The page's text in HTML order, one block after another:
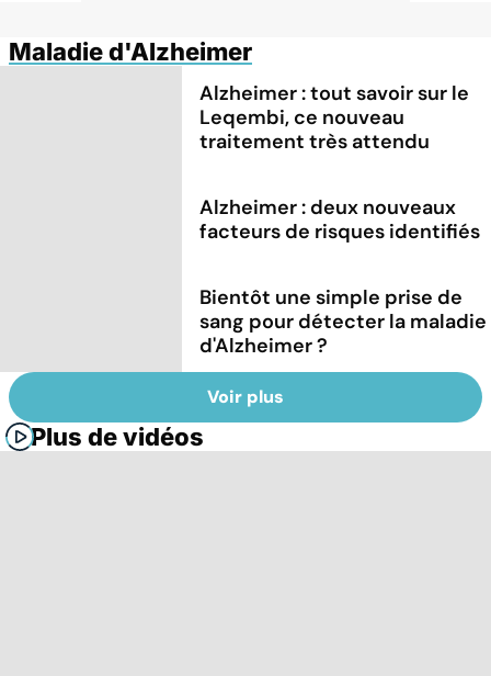
Maladie d'Alzheimer
Alzheimer : tout savoir sur le
Leqembi, ce nouveau
traitement très attendu
Alzheimer : deux nouveaux
facteurs de risques identifiés
Bientôt une simple prise de
sang pour détecter la maladie
d'Alzheimer ?
Voir plus
Plus de vidéos